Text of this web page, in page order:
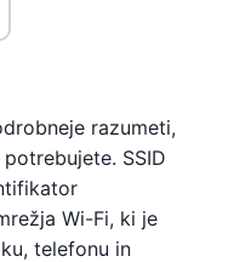
razumeti,
SSID
Wi-Fi, ki je
telefonu in